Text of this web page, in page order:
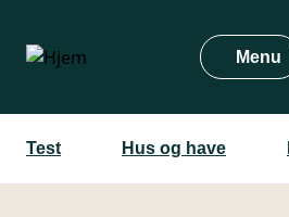
hovedindhold
Menu
Test Hus og have